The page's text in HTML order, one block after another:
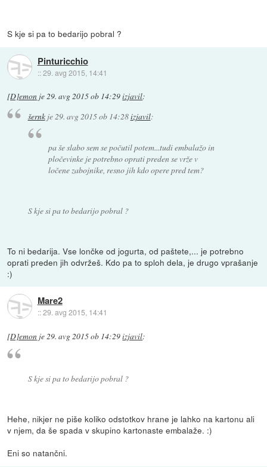
S kje si pa to bedarijo pobral ?
Pinturicchio
::29. avg 2015, 14:41
[D]emon je29. avg 2015 ob 14:29izjavil:
šernkje29. avg 2015 ob 14:28izjavil:
pa še slabo sem se počutil potem...tudi embalažo in
pločevinke je potrebno oprati preden se vrže v
ločene zabojnike, resno jih kdo opere pred tem?
S kje si pa to bedarijo pobral ?
To ni bedarija. Vse lončke od jogurta, od paštete,... je potrebno
oprati preden jih odvržeš. Kdo pa to sploh dela, je drugo vprašanje
:)
Mare2
::29. avg 2015, 14:41
[D]emon je29. avg 2015 ob 14:29izjavil:
S kje si pa to bedarijo pobral ?
Hehe, nikjer ne piše koliko odstotkov hrane je lahko na kartonu ali
v njem, da še spada v skupino kartonaste embalaže. :)
Eni so natančni.